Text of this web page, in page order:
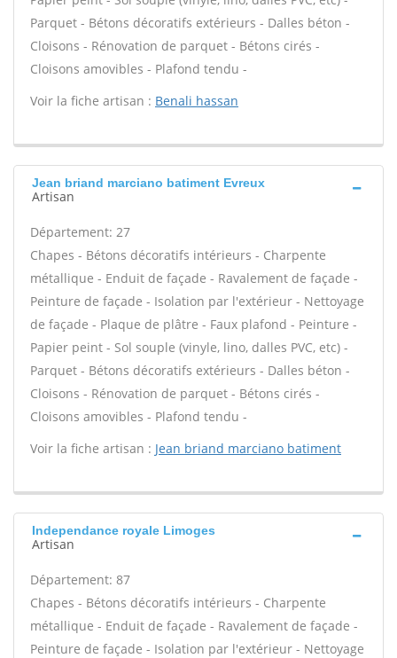
Parquet - Bétons décoratifs extérieurs - Dalles béton -
Cloisons - Rénovation de parquet - Bétons cirés -
Cloisons amovibles - Plafond tendu -
Voir la fiche artisan : Benali hassan
Jean briand marciano batiment Evreux
Artisan
Département: 27
Chapes - Bétons décoratifs intérieurs - Charpente
métallique - Enduit de façade - Ravalement de façade -
Peinture de façade - Isolation par l'extérieur - Nettoyage
de façade - Plaque de plâtre - Faux plafond - Peinture -
Papier peint - Sol souple (vinyle, lino, dalles PVC, etc) -
Parquet - Bétons décoratifs extérieurs - Dalles béton -
Cloisons - Rénovation de parquet - Bétons cirés -
Cloisons amovibles - Plafond tendu -
Voir la fiche artisan : Jean briand marciano batiment
Independance royale Limoges
Artisan
Département: 87
Chapes - Bétons décoratifs intérieurs - Charpente
métallique - Enduit de façade - Ravalement de façade -
Peinture de façade - Isolation par l'extérieur - Nettoyage